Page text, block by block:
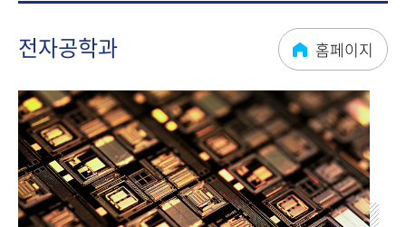
전자공학과 홈페이지